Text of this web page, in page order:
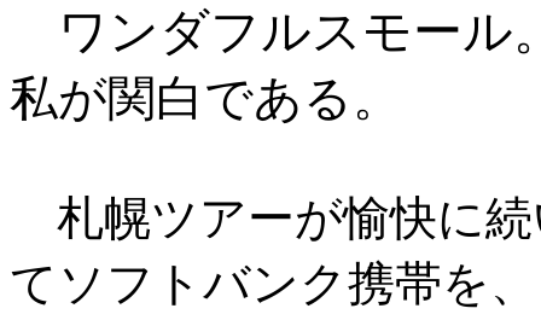
ワンダフルスモール
私が関白である。
札幌ツアーが愉快に
てソフトバンク携帯を